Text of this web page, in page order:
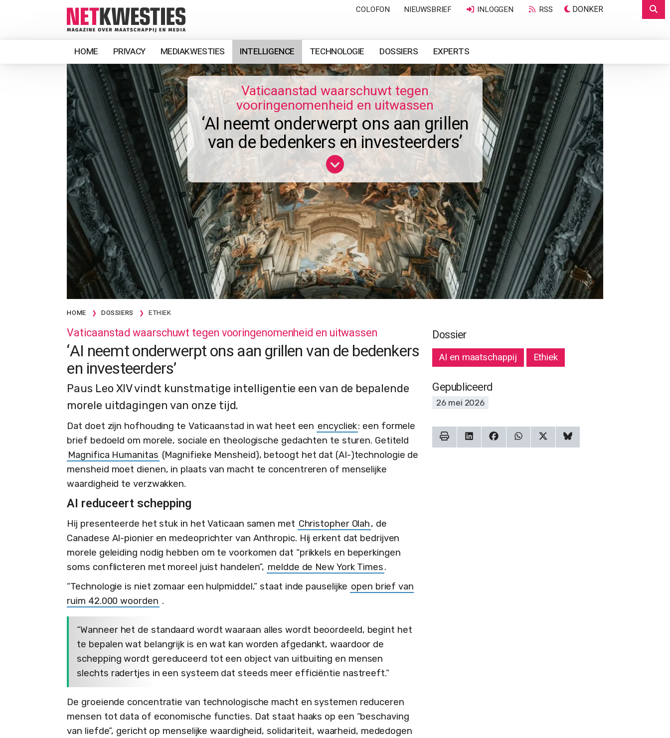
COLOFON NIEUWSBRIEF INLOGGEN RSS DONKER
HOME PRIVACY MEDIAKWESTIES INTELLIGENCE TECHNOLOGIE DOSSIERS EXPERTS
Vaticaanstad waarschuwt tegen
vooringenomenheid en uitwassen
‘AI neemt onderwerpt ons aan grillen
van de bedenkers en investeerders’
HOME DOSSIERS ETHIEK
Vaticaanstad waarschuwt tegen vooringenomenheid en uitwassen
‘AI neemt onderwerpt ons aan grillen van de bedenkers
en investeerders’
Paus Leo XIV vindt kunstmatige intelligentie een van de bepalende
morele uitdagingen van onze tijd.
Dat doet zijn hofhouding te Vaticaanstad in wat heet een encycliek: een formele
brief bedoeld om morele, sociale en theologische gedachten te sturen. Getiteld
Magnifica Humanitas (Magnifieke Mensheid), betoogt het dat (AI-)technologie de
mensheid moet dienen, in plaats van macht te concentreren of menselijke
waardigheid te verzwakken.
AI reduceert schepping
Hij presenteerde het stuk in het Vaticaan samen met Christopher Olah, de
Canadese AI-pionier en medeoprichter van Anthropic. Hij erkent dat bedrijven
morele geleiding nodig hebben om te voorkomen dat “prikkels en beperkingen
soms conflicteren met moreel juist handelen”, meldde de New York Times.
“Technologie is niet zomaar een hulpmiddel,” staat inde pauselijke open brief van
ruim 42.000 woorden .
“Wanneer het de standaard wordt waaraan alles wordt beoordeeld, begint het
te bepalen wat belangrijk is en wat kan worden afgedankt, waardoor de
schepping wordt gereduceerd tot een object van uitbuiting en mensen
slechts radertjes in een systeem dat steeds meer efficiëntie nastreeft.”
De groeiende concentratie van technologische macht en systemen reduceren
mensen tot data of economische functies. Dat staat haaks op een “beschaving
van liefde”, gericht op menselijke waardigheid, solidariteit, waarheid, mededogen
Dossier
AI en maatschappij Ethiek
Gepubliceerd
26 mei 2026